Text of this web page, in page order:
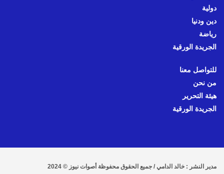
دولية
دين ودنيا
رياضة
الجريدة الورقية
للتواصل معنا
من نحن
هيئة التحرير
الجريدة الورقية
مدير النشر : خالد الدامي / جميع الحقوق محفوظة أصوات نيوز © 2024